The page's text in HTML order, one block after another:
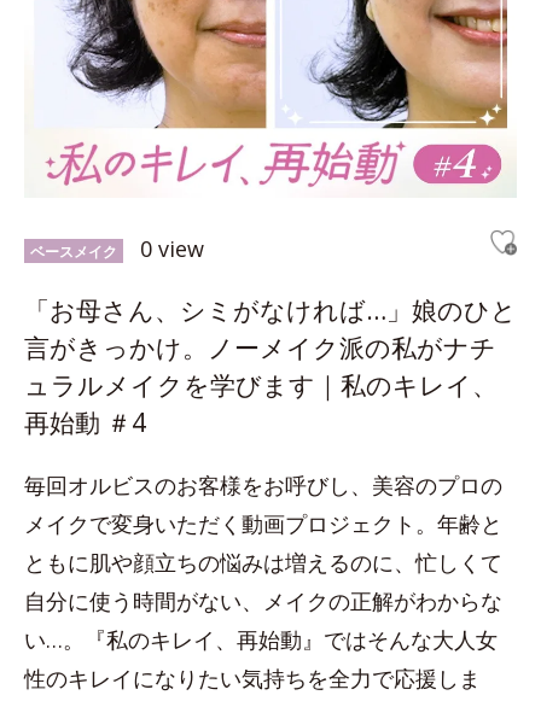
ベースメイク 0 view
「お母さん、シミがなければ…」娘のひと
言がきっかけ。ノーメイク派の私がナチ
ュラルメイクを学びます｜私のキレイ、
再始動 ＃4
毎回オルビスのお客様をお呼びし、美容のプロの
メイクで変身いただく動画プロジェクト。年齢と
ともに肌や顔立ちの悩みは増えるのに、忙しくて
自分に使う時間がない、メイクの正解がわからな
い…。『私のキレイ、再始動』ではそんな大人女
性のキレイになりたい気持ちを全力で応援しま